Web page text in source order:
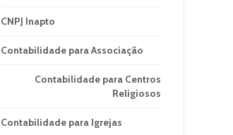
CNPJ Inapto
Contabilidade para Associação
Contabilidade para Centros
Religiosos
Contabilidade para Igrejas